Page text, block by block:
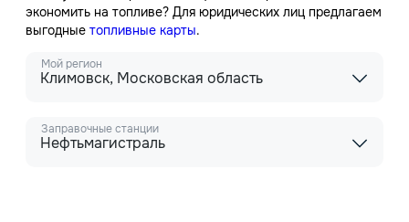
экономить на топливе? Для юридических лиц предлагаем
выгодные топливные карты.
Мой регион
Климовск, Московская область
Заправочные станции
Нефтьмагистраль